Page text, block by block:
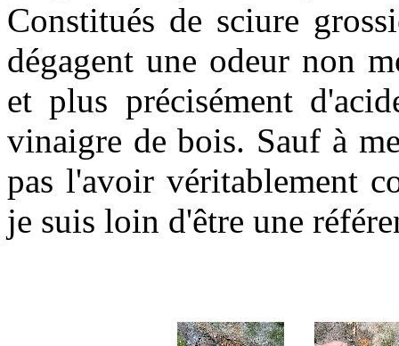
Constitués de sciure
dégagent une odeur non
et plus précisément
vinaigre de bois. Sauf à
pas l'avoir véritablement
je suis loin d'être une